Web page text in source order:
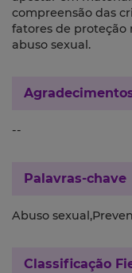
compreensão das
fatores de
abuso sexual.
--
Palavras-chave
Abuso
Classificação